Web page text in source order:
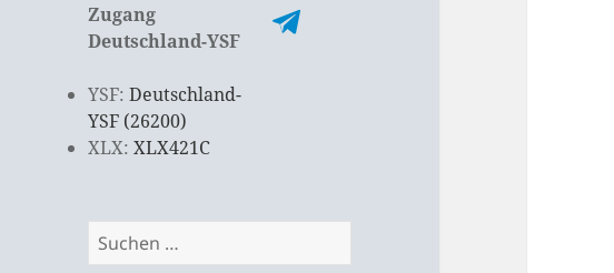
Zugang
Deutschland-YSF
YSF:Deutschland-
YSF (26200)
XLX:XLX421C
Suchen
nach: